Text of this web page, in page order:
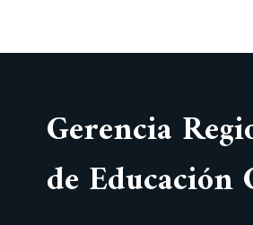
Gerencia
de Educación